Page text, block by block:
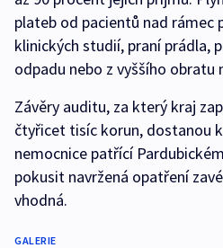
plateb od pacientů nad rámec
klinických studií, praní prádla,
odpadu nebo z vyššího obratu
Závěry auditu, za který kraj
čtyřicet tisíc korun, dostanou
nemocnice patřící
pokusit navržená opatření
vhodná.
GALERIE